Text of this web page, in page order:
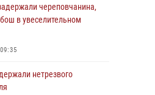
череповчанина,
в увеселительном
нетрезвого